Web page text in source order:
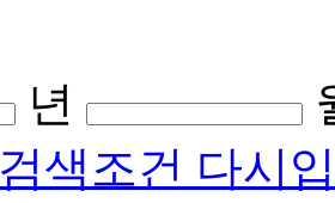
년
검색조건 다시